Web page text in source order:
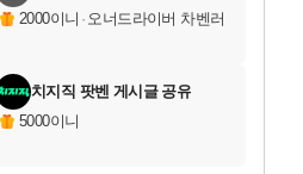
2000이니 · 오너드라이버 차벤러
치지직 팟벤 게시글 공유
5000이니